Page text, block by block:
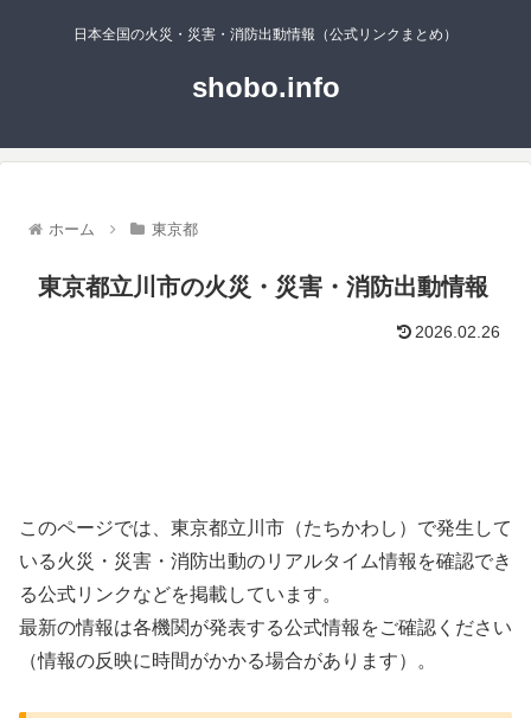
日本全国の火災・災害・消防出動情報（公式リンクまとめ）
shobo.info
ホーム 東京都
東京都立川市の火災・災害・消防出動情報
2026.02.26
このページでは、東京都立川市（たちかわし）で発生して
いる火災・災害・消防出動のリアルタイム情報を確認でき
る公式リンクなどを掲載しています。
最新の情報は各機関が発表する公式情報をご確認ください
（情報の反映に時間がかかる場合があります）。